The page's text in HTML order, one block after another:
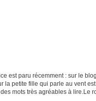
est paru récemment : sur le
la petite fille qui parle au vent
mots très agréables à lire.Le